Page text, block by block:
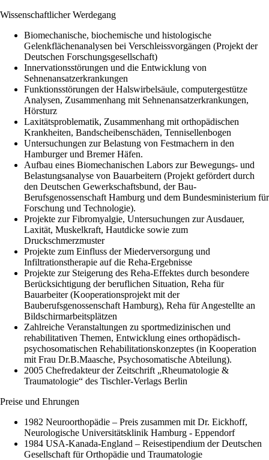
Wissenschaftlicher Werdegang
Biomechanische, biochemische und histologische
Gelenkflächenanalysen bei Verschleissvorgängen (Projekt der
Deutschen Forschungsgesellschaft)
Innervationsstörungen und die Entwicklung von
Sehnenansatzerkrankungen
Funktionsstörungen der Halswirbelsäule, computergestütze
Analysen, Zusammenhang mit Sehnenansatzerkrankungen,
Hörsturz
Laxitätsproblematik, Zusammenhang mit orthopädischen
Krankheiten, Bandscheibenschäden, Tennisellenbogen
Untersuchungen zur Belastung von Festmachern in den
Hamburger und Bremer Häfen.
Aufbau eines Biomechanischen Labors zur Bewegungs- und
Belastungsanalyse von Bauarbeitern (Projekt gefördert durch
den Deutschen Gewerkschaftsbund, der Bau-
Berufsgenossenschaft Hamburg und dem Bundesministerium für
Forschung und Technologie).
Projekte zur Fibromyalgie, Untersuchungen zur Ausdauer,
Laxität, Muskelkraft, Hautdicke sowie zum
Druckschmerzmuster
Projekte zum Einfluss der Miederversorgung und
Infiltrationstherapie auf die Reha-Ergebnisse
Projekte zur Steigerung des Reha-Effektes durch besondere
Berücksichtigung der beruflichen Situation, Reha für
Bauarbeiter (Kooperationsprojekt mit der
Bauberufsgenossenschaft Hamburg), Reha für Angestellte an
Bildschirmarbeitsplätzen
Zahlreiche Veranstaltungen zu sportmedizinischen und
rehabilitativen Themen, Entwicklung eines orthopädisch-
psychosomatischen Rehabilitationskonzeptes (in Kooperation
mit Frau Dr.B.Maasche, Psychosomatische Abteilung).
2005 Chefredakteur der Zeitschrift „Rheumatologie &
Traumatologie“ des Tischler-Verlags Berlin
Preise und Ehrungen
1982 Neuroorthopädie – Preis zusammen mit Dr. Eickhoff,
Neurologische Universitätsklinik Hamburg - Eppendorf
1984 USA-Kanada-England – Reisestipendium der Deutschen
Gesellschaft für Orthopädie und Traumatologie